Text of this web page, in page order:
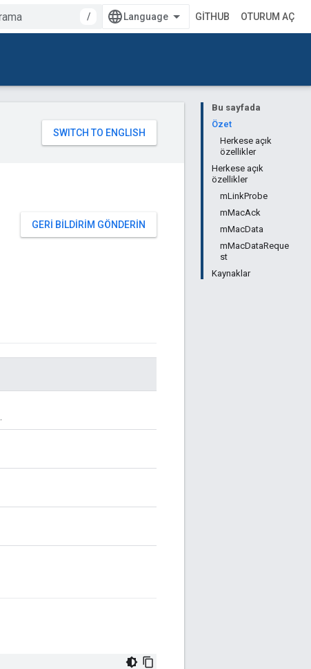
/ GITHUB OTURUM AÇ
Bu sayfada
Özet
Herkese açık
özellikler
Herkese açık
özellikler
mLinkProbe
mMacAck
mMacData
mMacDataReque
st
Kaynaklar
GERI BILDIRIM GÖNDERIN